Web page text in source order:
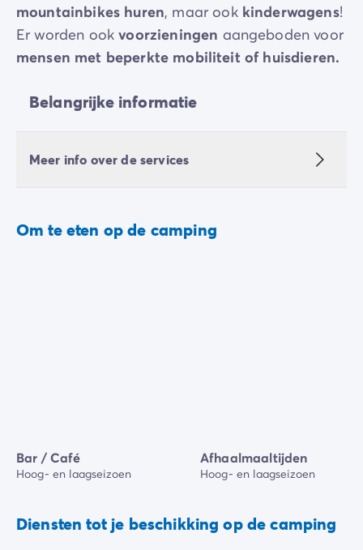
mountainbikes huren, maar ook kinderwagens!
Er worden ookvoorzieningen aangeboden voor
mensen met beperkte mobiliteit of huisdieren.
Belangrijke informatie
Meer info over de services
Om te eten op de camping
Bar / Café
Hoog- en laagseizoen
Afhaalmaaltijden
Hoog- en laagseizoen
Diensten tot je beschikking op de camping